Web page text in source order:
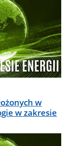
w
w zakresie